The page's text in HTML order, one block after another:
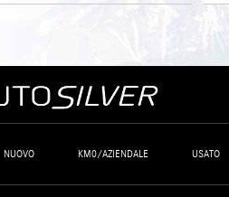
NUOVO KM0/AZIENDALE USATO